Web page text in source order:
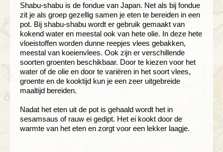
Shabu-shabu is de fondue van Japan. Net als bij fondue
zit je als groep gezellig samen je eten te bereiden in een
pot. Bij shabu-shabu wordt er gebruik gemaakt van
kokend water en meestal ook van hete olie. In deze hete
vloeistoffen worden dunne reepjes vlees gebakken,
meestal van koeienvlees. Ook zijn er verschillende
soorten groenten beschikbaar. Door te kiezen voor het
water of de olie en door te variëren in het soort vlees,
groente en de kooktijd kun je een zeer uitgebreide
maaltijd bereiden.
Nadat het eten uit de pot is gehaald wordt het in
sesamsaus of rauw ei gedipt. Het ei kookt door de
warmte van het eten en zorgt voor een lekker laagje.